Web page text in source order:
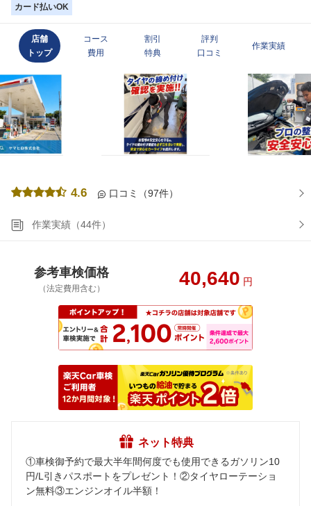
カード払いOK
店舗
トップ
コース
費用
割引
特典
評判
口コミ
作業実績
4.6 口コミ（97件）
作業実績（44件）
参考車検価格
（法定費用含む） 40,640 円
ネット特典
①車検御予約で最大半年間何度でも使用できるガソリン10
円/L引きパスポートをプレゼント！②タイヤローテーショ
ン無料③エンジンオイル半額！